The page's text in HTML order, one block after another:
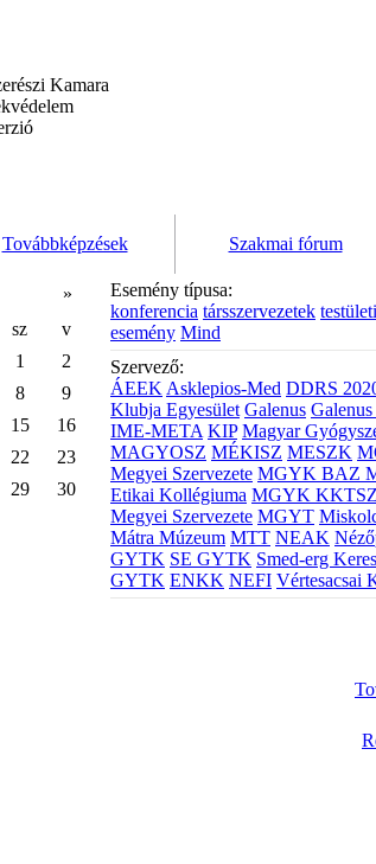
Kamara
Továbbképzések Szakmai fórum
»
sz
v
1
2
8
9
15
16
22
23
29
30
Esemény típusa:
konferencia társszervezetek
esemény Mind
Szervező:
ÁEEK Asklepios-Med DDRS
Klubja Egyesület Galenus
IME-META KIP Magyar
MAGYOSZ MÉKISZ MESZK
Megyei Szervezete MGYK BAZ
Etikai Kollégiuma MGYK KKTSZ
Megyei Szervezete MGYT
Mátra Múzeum MTT NEAK
GYTK SE GYTK Smed-erg
GYTK ENKK NEFI Vértesacsai